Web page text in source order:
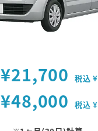
¥21,700 税込
¥48,000 税込